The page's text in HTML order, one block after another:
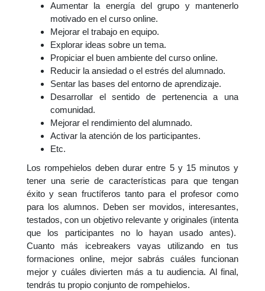
Aumentar la energía del grupo y mantenerlo
motivado en el curso online.
Mejorar el trabajo en equipo.
Explorar ideas sobre un tema.
Propiciar el buen ambiente del curso online.
Reducir la ansiedad o el estrés del alumnado.
Sentar las bases del entorno de aprendizaje.
Desarrollar el sentido de pertenencia a una
comunidad.
Mejorar el rendimiento del alumnado.
Activar la atención de los participantes.
Etc.
Los rompehielos deben durar entre 5 y 15 minutos y
tener una serie de características para que tengan
éxito y sean fructíferos tanto para el profesor como
para los alumnos. Deben ser movidos, interesantes,
testados, con un objetivo relevante y originales (intenta
que los participantes no lo hayan usado antes).
Cuanto más icebreakers vayas utilizando en tus
formaciones online, mejor sabrás cuáles funcionan
mejor y cuáles divierten más a tu audiencia. Al final,
tendrás tu propio conjunto de rompehielos.